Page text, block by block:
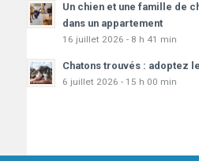
Un chien et une famille de
dans un appartement
16 juillet 2026 - 8 h 41 min
Chatons trouvés : adoptez
6 juillet 2026 - 15 h 00 min